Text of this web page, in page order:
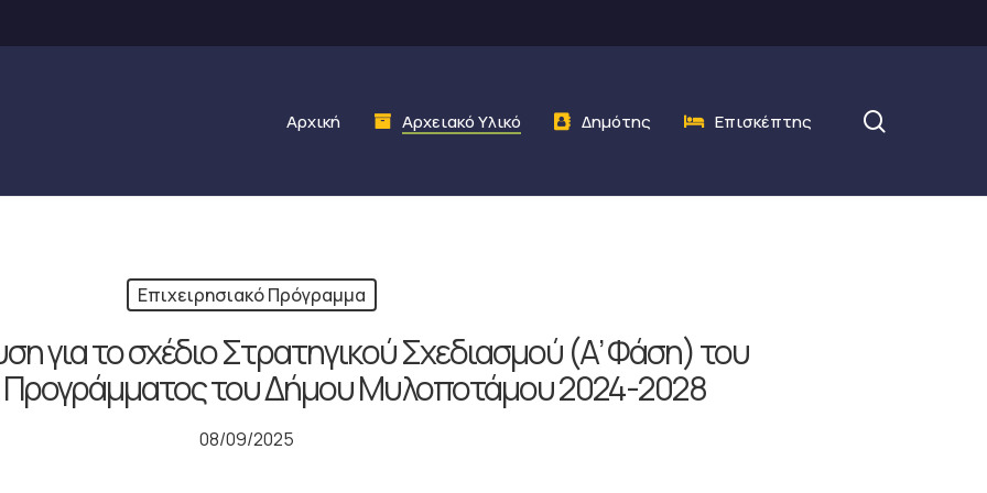
Αρχική Αρχειακό Υλικό Δημότης Επισκέπτης
Επιχειρησιακό Πρόγραμμα
για το σχέδιο Στρατηγικού Σχεδιασμού (Α’ Φάση) του
Προγράμματος του Δήμου Μυλοποτάμου 2024-2028
08/09/2025